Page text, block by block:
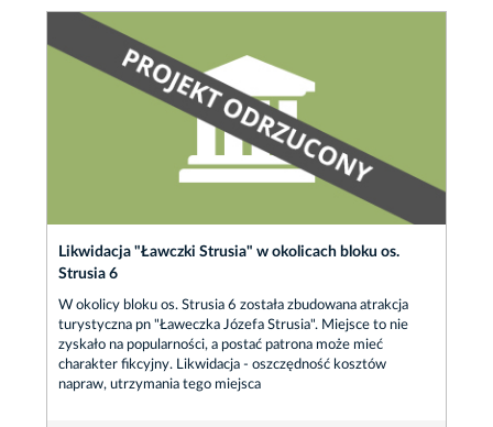
Likwidacja "Ławczki Strusia" w okolicach bloku os.
Strusia 6
W okolicy bloku os. Strusia 6 została zbudowana atrakcja
turystyczna pn "Ławeczka Józefa Strusia". Miejsce to nie
zyskało na popularności, a postać patrona może mieć
charakter fikcyjny. Likwidacja - oszczędność kosztów
napraw, utrzymania tego miejsca